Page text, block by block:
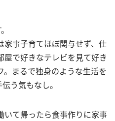
家事子育てほぼ関与せず、仕
で好きなテレビを見て好き
まるで独身のような生活を
う気もなし。
いて帰ったら食事作りに家事